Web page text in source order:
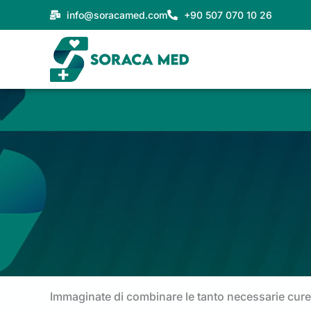
al
info@soracamed.com +90 507 070 10 26
Immaginate di combinare le tanto necessarie